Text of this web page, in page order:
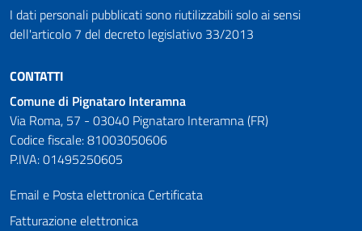
I dati personali pubblicati sono riutilizzabili solo ai sensi
dell'articolo 7 del decreto legislativo 33/2013
CONTATTI
Comune di Pignataro Interamna
Via Roma, 57 - 03040 Pignataro Interamna (FR)
Codice fiscale: 81003050606
P.IVA: 01495250605
Email e Posta elettronica Certificata
Fatturazione elettronica